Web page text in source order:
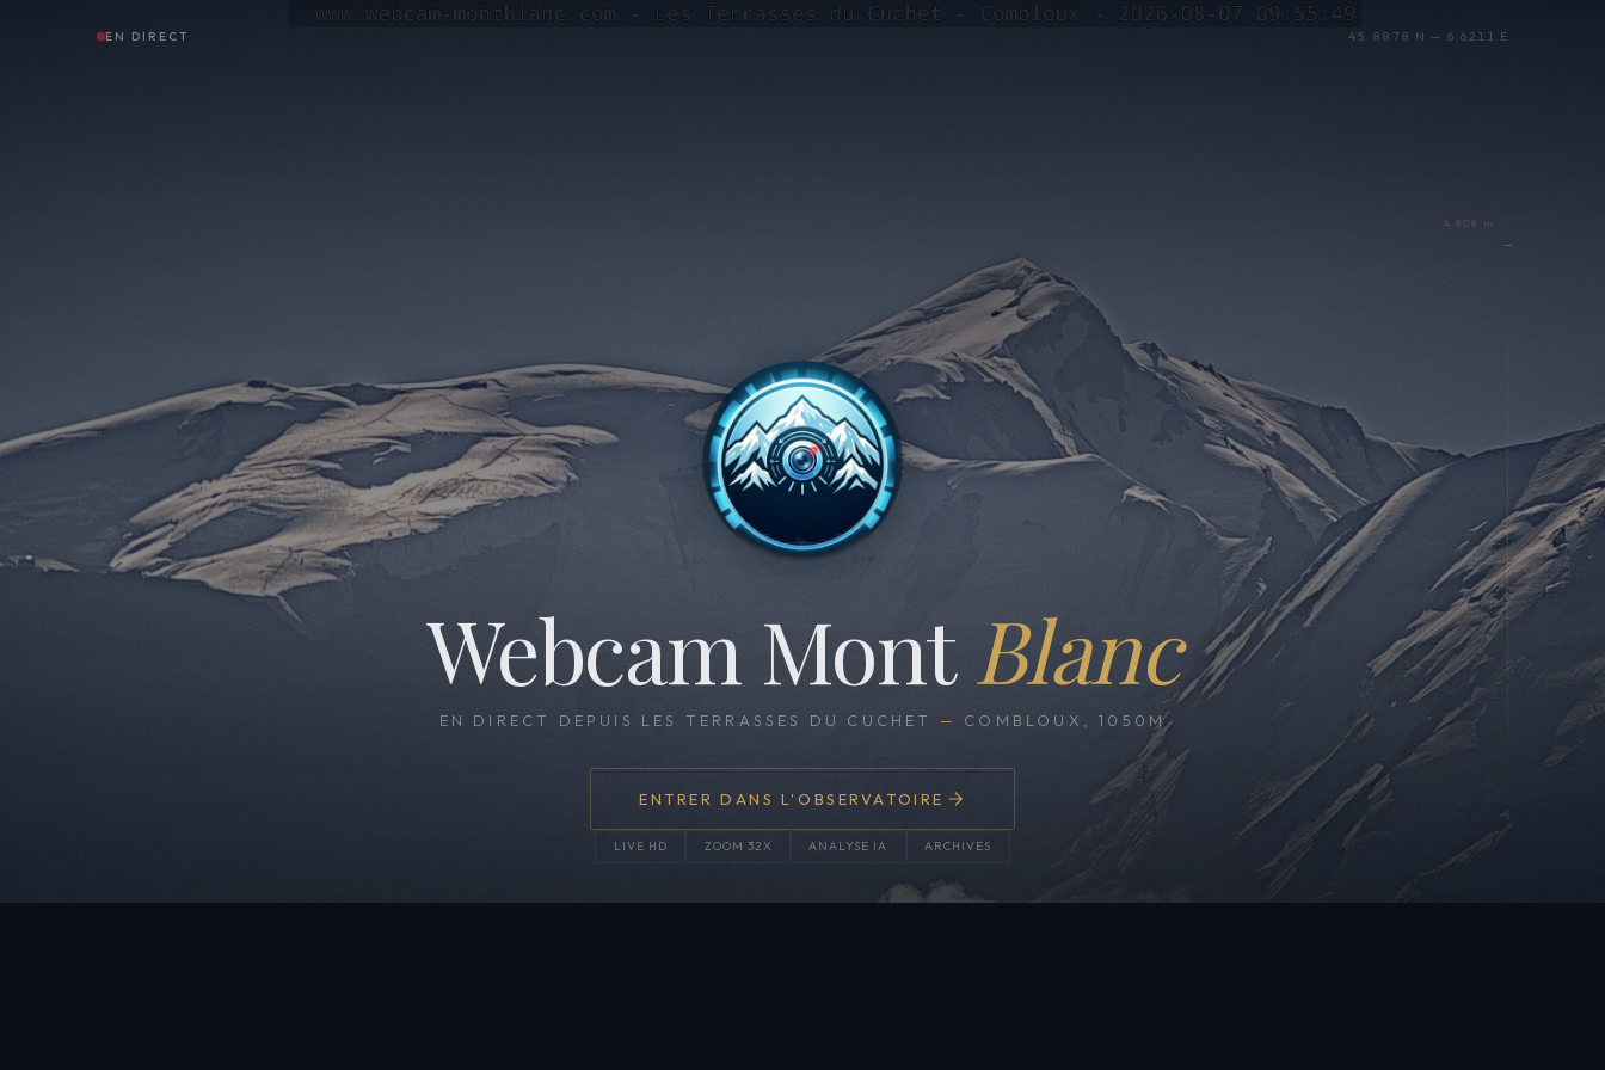
EN DIRECT 45.8878 N — 6.6211 E
Webcam Mont Blanc
EN DIRECT DEPUIS LES TERRASSES DU CUCHET — COMBLOUX, 1050M
ENTRER DANS L'OBSERVATOIRE
LIVE HD ZOOM 32X ANALYSE IA ARCHIVES